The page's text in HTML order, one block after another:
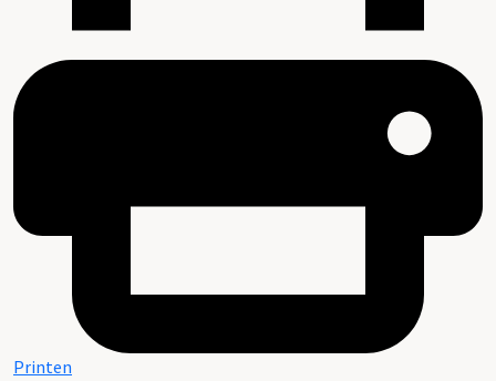
Printen